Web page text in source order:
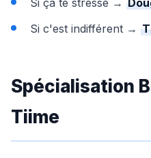
Si ça te stresse →
Si c'est indifférent →
Spécialisation
Tiime